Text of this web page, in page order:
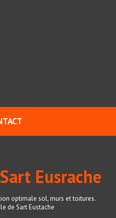
Eusrache
optimale sol, murs et toitures.
de Sart Eustache